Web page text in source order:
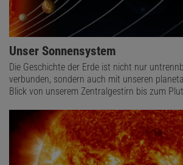
Unser Sonnensystem
Die Geschichte der Erde ist nicht nur
verbunden, sondern auch mit unseren
Blick von unserem Zentralgestirn bis zum